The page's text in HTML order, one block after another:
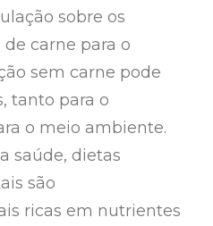
sobre os
carne para o
sem carne pode
tanto para o
o meio ambiente.
saúde, dietas
são
ricas em nutrientes